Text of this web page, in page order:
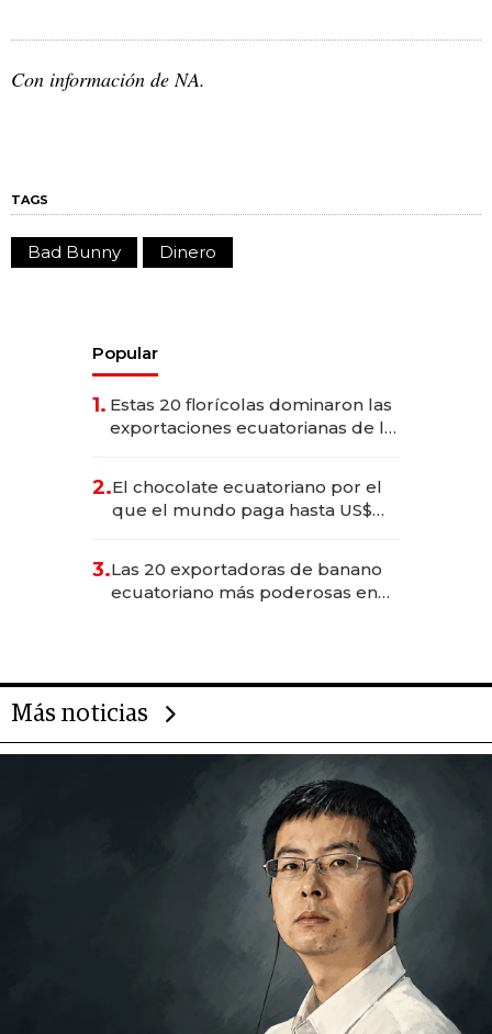
Con información de NA.
TAGS
Bad Bunny Dinero
Popular
1. Estas 20 florícolas dominaron las
exportaciones ecuatorianas de la
2.El chocolate ecuatoriano por el
que el mundo paga hasta US$
3.Las 20 exportadoras de banano
ecuatoriano más poderosas en
Más noticias